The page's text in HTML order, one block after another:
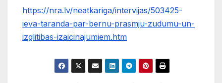
https://nra.lv/neatkariga/intervijas/503425-
ieva-taranda-par-bernu-prasmju-zudumu-un-
izglitibas-izaicinajumiem.htm